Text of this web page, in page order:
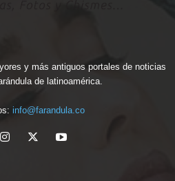
y más antiguos portales de noticias
de latinoamérica.
info@farandula.co